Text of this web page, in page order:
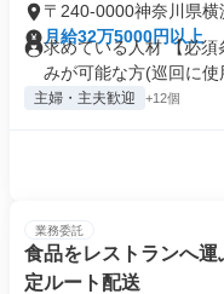
〒240-0000神奈川県
月給32万5000円以上
求めている人材 【必須
みが可能な方(巡回に使
主婦・主夫歓迎 +12個
業務委託
食品をレストランへ
定ルート配送